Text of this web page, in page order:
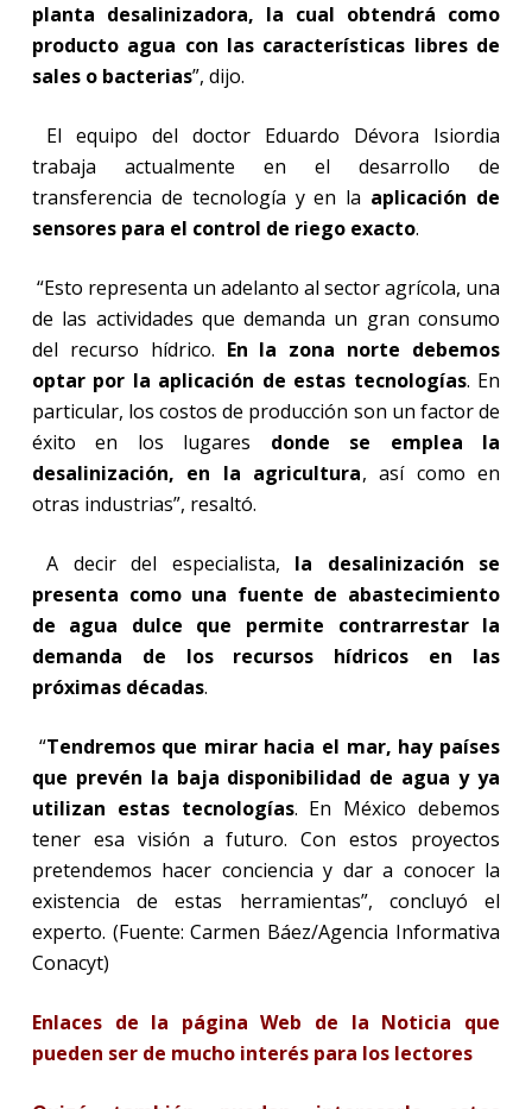
planta desalinizadora, la cual obtendrá como
producto agua con las características libres de
sales o bacterias”, dijo.
El equipo del doctor Eduardo Dévora Isiordia
trabaja actualmente en el desarrollo de
transferencia de tecnología y en la aplicación de
sensores para el control de riego exacto.
“Esto representa un adelanto al sector agrícola, una
de las actividades que demanda un gran consumo
del recurso hídrico. En la zona norte debemos
optar por la aplicación de estas tecnologías. En
particular, los costos de producción son un factor de
éxito en los lugares donde se emplea la
desalinización, en la agricultura, así como en
otras industrias”, resaltó.
A decir del especialista, la desalinización se
presenta como una fuente de abastecimiento
de agua dulce que permite contrarrestar la
demanda de los recursos hídricos en las
próximas décadas.
“Tendremos que mirar hacia el mar, hay países
que prevén la baja disponibilidad de agua y ya
utilizan estas tecnologías. En México debemos
tener esa visión a futuro. Con estos proyectos
pretendemos hacer conciencia y dar a conocer la
existencia de estas herramientas”, concluyó el
experto. (Fuente: Carmen Báez/Agencia Informativa
Conacyt)
Enlaces de la página Web de la Noticia que
pueden ser de mucho interés para los lectores